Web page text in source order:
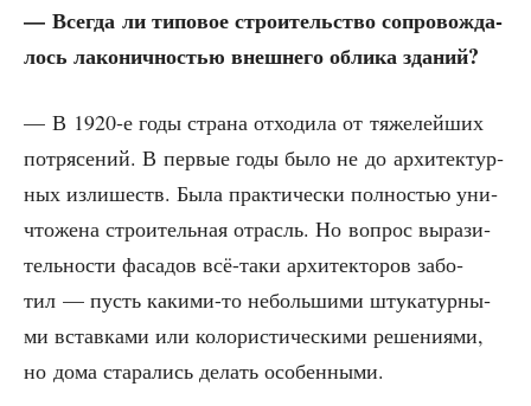
— Все­гда ли типо­вое стро­и­тель­ство сопро­вож­да­
лось лако­нич­но­стью внеш­не­го обли­ка зданий?
— В 1920‑е годы стра­на отхо­ди­ла от тяже­лей­ших
потря­се­ний. В пер­вые годы было не до архи­тек­тур­
ных изли­шеств. Была прак­ти­че­ски пол­но­стью уни­
что­же­на стро­и­тель­ная отрасль. Но вопрос выра­зи­
тель­но­сти фаса­дов всё-таки архи­тек­то­ров забо­
тил — пусть каки­ми-то неболь­ши­ми шту­ка­тур­ны­
ми встав­ка­ми или коло­ри­сти­че­ски­ми реше­ни­я­ми,
но дома ста­ра­лись делать особенными.